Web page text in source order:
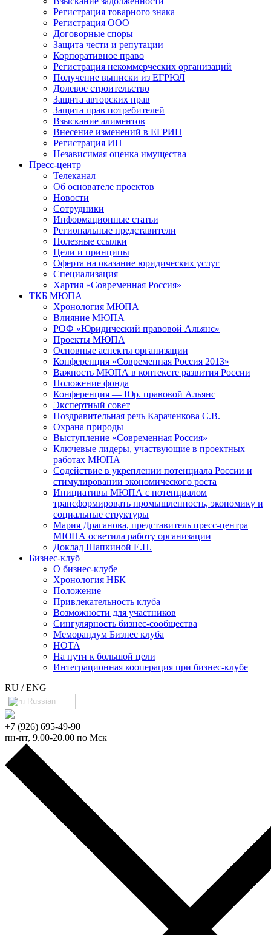
Регистрация товарного знака
Регистрация ООО
Договорные споры
Защита чести и репутации
Корпоративное право
Регистрация некоммерческих организаций
Получение выписки из ЕГРЮЛ
Долевое строительство
Защита авторских прав
Защита прав потребителей
Взыскание алиментов
Внесение изменений в ЕГРИП
Регистрация ИП
Независимая оценка имущества
Пресс-центр
Телеканал
Об основателе проектов
Новости
Сотрудники
Информационные статьи
Региональные представители
Полезные ссылки
Цели и принципы
Оферта на оказание юридических услуг
Специализация
Хартия «Современная Россия»
ТКБ МЮПА
Хронология МЮПА
Влияние МЮПА
РОФ «Юридический правовой Альянс»
Проекты МЮПА
Основные аспекты организации
Конференция «Современная Россия 2013»
Важность МЮПА в контексте развития России
Положение фонда
Конференция — Юр. правовой Альянс
Экспертный совет
Поздравительная речь Караченкова С.В.
Охрана природы
Выступление «Современная Россия»
Ключевые лидеры, участвующие в проектных
работах МЮПА
Cодействие в укреплении потенциала России и
стимулировании экономического роста
Инициативы МЮПА с потенциалом
трансформировать промышленность, экономику и
социальные структуры
Мария Драганова, представитель пресс-центра
МЮПА осветила работу организации
Доклад Шапкиной Е.Н.
Бизнес-клуб
О бизнес-клубе
Хронология НБК
Положение
Привлекательность клуба
Возможности для участников
Сингулярность бизнес-сообщества
Меморандум Бизнес клуба
НОТА
На пути к большой цели
Интеграционная кооперация при бизнес-клубе
RU / ENG
Russian
+7 (926) 695-49-90
пн-пт, 9.00-20.00 по Мск